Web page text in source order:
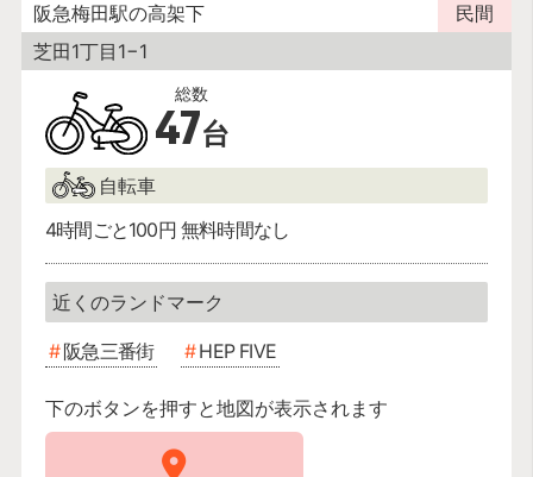
阪急梅田駅の高架下
民間
芝田1丁目1−1
47台
自転車
4時間ごと100円 無料時間なし
阪急三番街 HEP FIVE
下のボタンを押すと地図が表示されます